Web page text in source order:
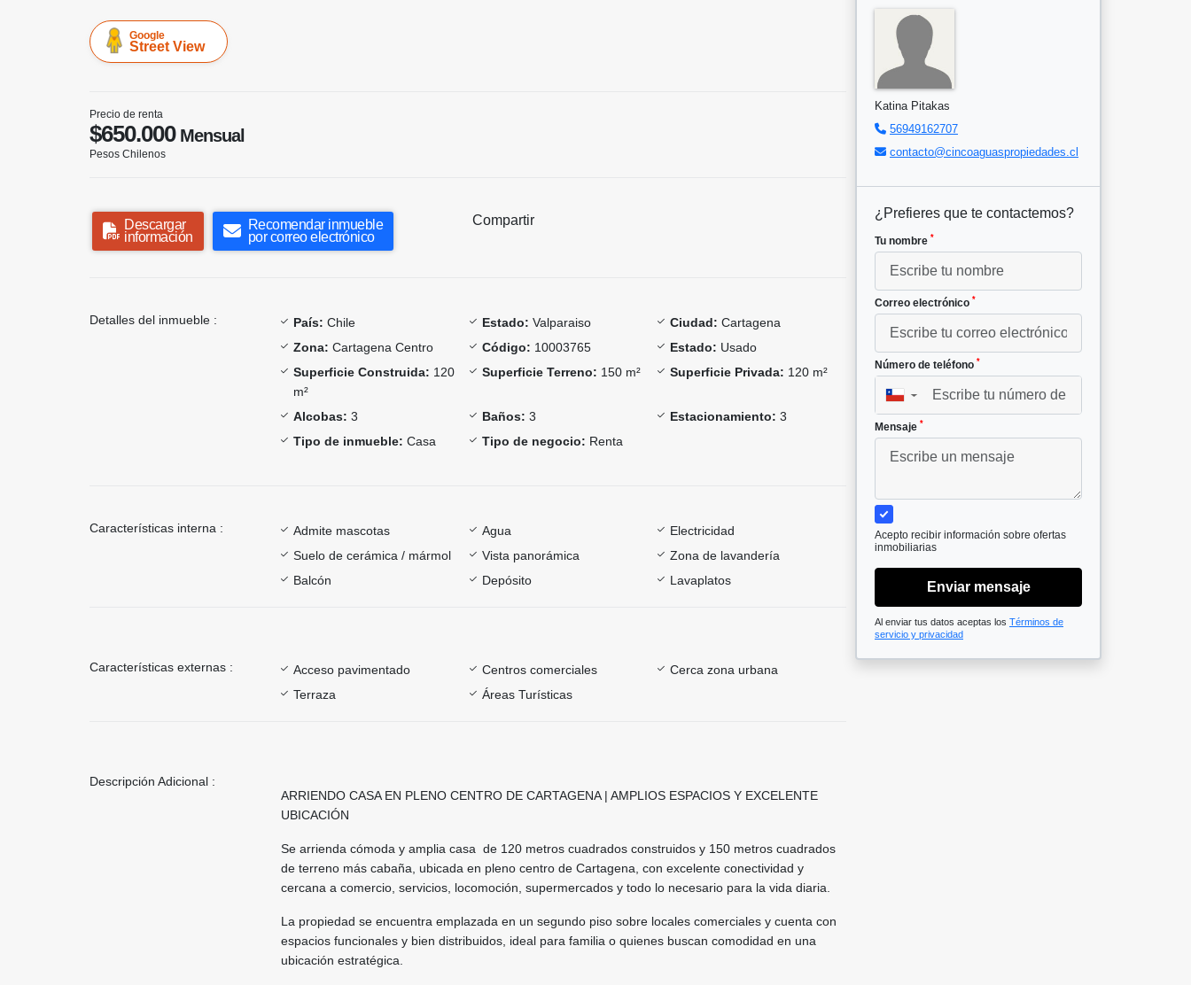
Google
Street View
Precio de renta
$650.000Mensual
Pesos Chilenos
Descargar
información
Recomendar inmueble
por correo electrónico
Compartir
Detalles del inmueble : País: Chile Estado: Valparaiso Ciudad: Cartagena
Zona: Cartagena Centro Código: 10003765 Estado: Usado
Superficie Construida: 120
m²
Superficie Terreno: 150 m² Superficie Privada: 120 m²
Alcobas: 3 Baños: 3 Estacionamiento: 3
Tipo de inmueble: Casa Tipo de negocio: Renta
Características interna : Admite mascotas Agua
Electricidad
Suelo de cerámica / mármol
Vista panorámica
Zona de lavandería
Balcón
Depósito Lavaplatos
Características externas : Acceso pavimentado Centros comerciales
Cerca zona urbana
Terraza
Áreas Turísticas
Descripción Adicional :
ARRIENDO CASA EN PLENO CENTRO DE CARTAGENA | AMPLIOS ESPACIOS Y EXCELENTE
UBICACIÓN
Se arrienda cómoda y amplia casa de 120 metros cuadrados construidos y 150 metros cuadrados
de terreno más cabaña, ubicada en pleno centro de Cartagena, con excelente conectividad y
cercana a comercio, servicios, locomoción, supermercados y todo lo necesario para la vida diaria.
La propiedad se encuentra emplazada en un segundo piso sobre locales comerciales y cuenta con
espacios funcionales y bien distribuidos, ideal para familia o quienes buscan comodidad en una
ubicación estratégica.
Katina Pitakas
56949162707
contacto@cincoaguaspropiedades.cl
¿Prefieres que te contactemos?
Tu nombre *
Correo electrónico *
Número de teléfono *
▼
Mensaje *
Acepto recibir información sobre ofertas
inmobiliarias
Enviar mensaje
Al enviar tus datos aceptas los Términos de
servicio y privacidad